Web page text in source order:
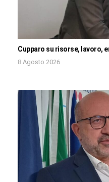
Cupparo su risorse, lavoro,
8 Agosto 2026